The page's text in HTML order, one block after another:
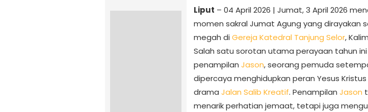
Liput – 04 April 2026 | Jumat, 3 April 2026
momen sakral Jumat Agung yang dirayakan
megah di Gereja Katedral Tanjung Selor,
Salah satu sorotan utama perayaan tahun
penampilan Jason, seorang pemuda
dipercaya menghidupkan peran Yesus
drama Jalan Salib Kreatif. Penampilan Jason
menarik perhatian jemaat, tetapi juga